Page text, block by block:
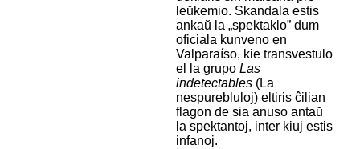
leŭkemio. Skandala estis
ankaŭ la „spektaklo” dum
oficiala kunveno en
Valparaíso, kie transvestulo
el la grupo Las
indetectables(La
nespurebluloj) eltiris ĉilian
flagon de sia anuso antaŭ
la spektantoj, inter kiuj estis
infanoj.